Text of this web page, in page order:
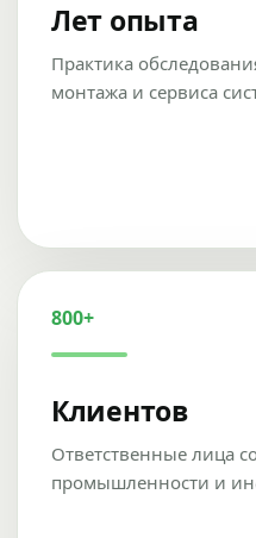
Лет опыта
Практика
монтажа и сервиса
800+
Клиентов
Ответственные лица
промышленности и